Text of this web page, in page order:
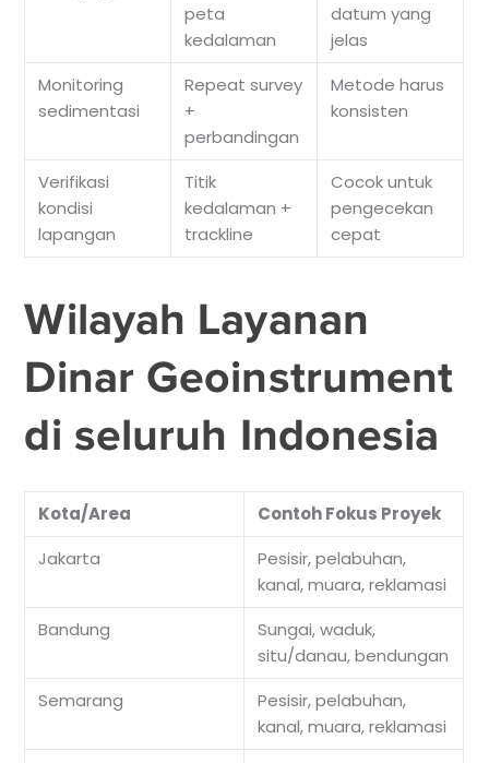
peta
kedalaman
datum yang
jelas
Monitoring
sedimentasi
Repeat survey
+
perbandingan
Metode harus
konsisten
Verifikasi
kondisi
lapangan
Titik
kedalaman +
trackline
Cocok untuk
pengecekan
cepat
Wilayah Layanan
Dinar Geoinstrument
di seluruh Indonesia
Kota/Area
Contoh Fokus Proyek
Jakarta
Pesisir, pelabuhan,
kanal, muara, reklamasi
Bandung
Sungai, waduk,
situ/danau, bendungan
Semarang
Pesisir, pelabuhan,
kanal, muara, reklamasi